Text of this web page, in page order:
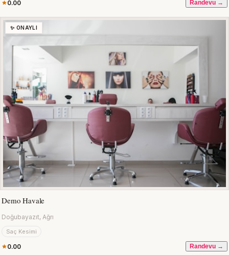
0.00 Randevu →
✨ ONAYLI
Demo Havale
Doğubayazıt, Ağrı
Saç Kesimi
0.00 Randevu →